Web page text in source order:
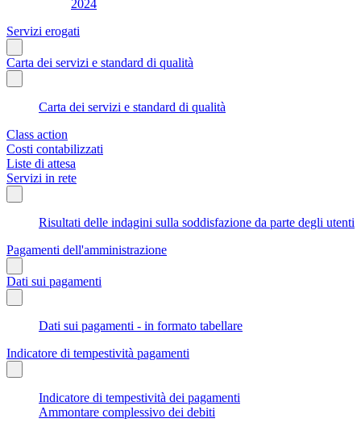
2024
Servizi erogati
Carta dei servizi e standard di qualità
Carta dei servizi e standard di qualità
Class action
Costi contabilizzati
Liste di attesa
Servizi in rete
Risultati delle indagini sulla soddisfazione da parte degli utenti
Pagamenti dell'amministrazione
Dati sui pagamenti
Dati sui pagamenti - in formato tabellare
Indicatore di tempestività pagamenti
Indicatore di tempestività dei pagamenti
Ammontare complessivo dei debiti